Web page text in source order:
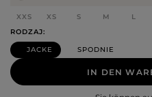
XXS XS S M L
RODZAJ
JACKE
SPODNIE
IN DEN